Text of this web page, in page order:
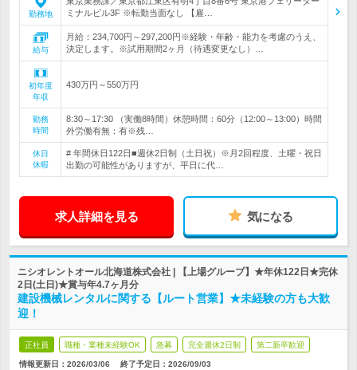
勤務地
ミナルビル3F ※転勤当面なし 【雇…
給与
月給：234,700円～297,200円※経験・年齢・能力を考慮のうえ、
決定します。※試用期間2ヶ月（待遇変更なし）…
初年度
年収
430万円～550万円
勤務
時間
8:30～17:30 （実働8時間）休憩時間：60分（12:00～13:00）時間
外労働有無：有※残…
休日
休暇
# 年間休日122日■週休2日制（土日祝）※月2回程度、土曜・祝日
出勤の可能性がありますが、平日に代…
求人詳細を見る 気になる
ニシオレントオール北海道株式会社 | 【上場グループ】★年休122日★完休
2日(土日)★賞与年4.7ヶ月分
建設機械レンタルに関する【ルート営業】★未経験の方も大歓
迎！
正社員 職種・業種未経験OK 急募 完全週休2日制 第二新卒歓迎
情報更新日：2026/03/06 終了予定日： 2026/09/03